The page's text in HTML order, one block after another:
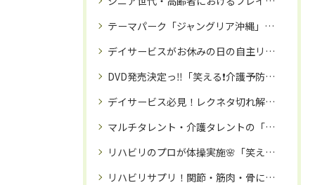
テーマパーク「ジャングリア沖縄」を満喫したら、那覇市の「訪問ソフト整体院」でリラックス❗️
デイサービスがお休みの日の自主リハビリにも❗️座ってできる３０分リハビリ体操DVD🌈
DVD発売決定っ‼️「笑える❗️介護予防体操」🌸講師：お笑い介護予防トレーナーいぜなひさお氏✨‼️〜笑う門には福来る⛩️〜
デイサービス必見！レクネタ切れ解消DVD✨「笑える❗️介護予防体操」DVD発売開始🎊
マルチタレント・介護タレントの「いぜなひさお」氏🌸お笑い介護予防体操教室で、免疫力アップ🌈‼️
リハビリのプロが体操実施🌸「笑える！介護予防体操」DVDで健やかなシニアライフを🌈
リハビリサプリ！関節・筋肉・骨に栄養を！！